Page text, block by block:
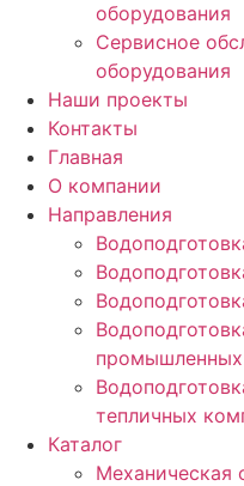
оборудования
Сервисное
оборудования
Наши проекты
Контакты
Главная
О компании
Направления
тепличных
Каталог
Механическая